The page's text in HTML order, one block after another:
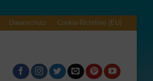
Datenschutz Cookie-Richtlinie (EU)